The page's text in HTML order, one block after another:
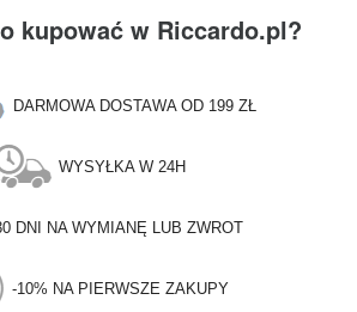
kupować w Riccardo.pl?
DARMOWA DOSTAWA OD 199 ZŁ
WYSYŁKA W 24H
DNI NA WYMIANĘ LUB ZWROT
-10% NA PIERWSZE ZAKUPY